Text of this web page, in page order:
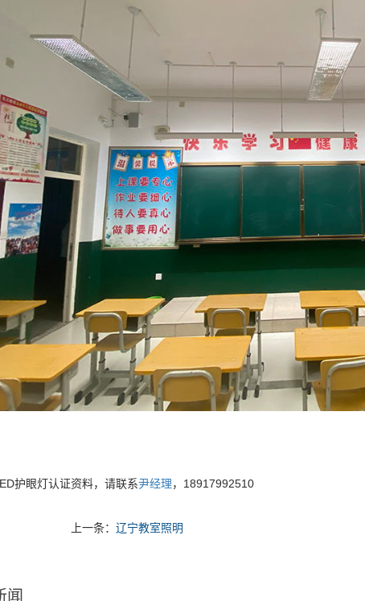
护眼灯认证资料，请联系尹经理，18917992510
上一条：辽宁教室照明
闻